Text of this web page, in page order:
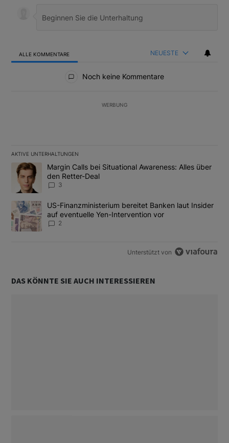
ALLE KOMMENTARE NEUESTE
Noch keine Kommentare
WERBUNG
AKTIVE UNTERHALTUNGEN
Das Folgende ist eine Liste der am meisten kommentierten
Ein Trendartikel mit dem Titel "Margin Calls bei Situational
Margin Calls bei Situational Awareness: Alles über
den Retter-Deal
3
Ein Trendartikel mit dem Titel "US-Finanzministerium bereitet
US-Finanzministerium bereitet Banken laut Insider
auf eventuelle Yen-Intervention vor
2
Unterstützt von
DAS KÖNNTE SIE AUCH INTERESSIEREN